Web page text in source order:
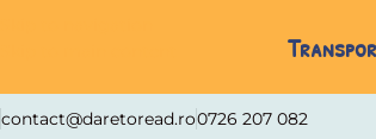
contact@daretoread.ro0726 207 082